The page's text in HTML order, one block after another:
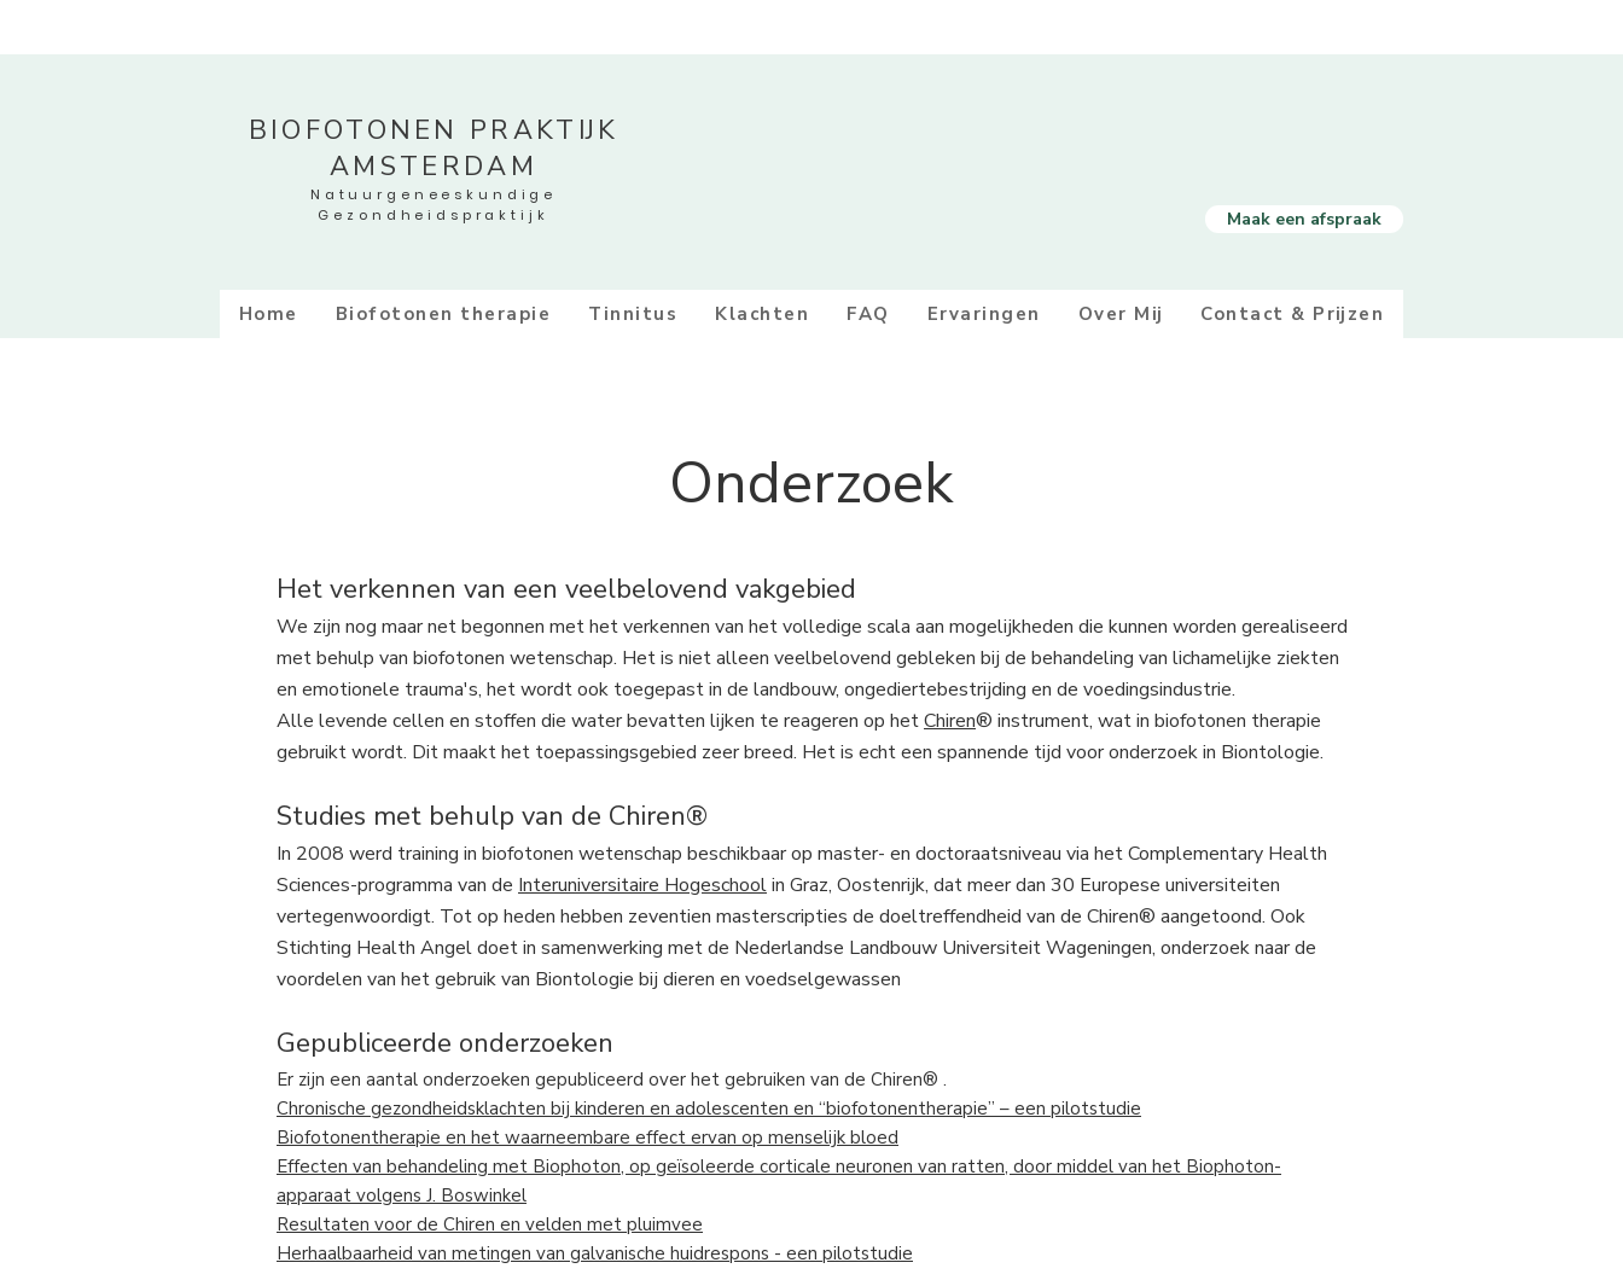
BIOFOTONEN PRAKTIJK
AMSTERDAM
Natuurgeneeskundige
Gezondheidspraktijk
Maak een afspraak
Home Biofotonen therapie Tinnitus Klachten FAQ Ervaringen Over Mij Contact & Prijzen
Onderzoek
Het verkennen van een veelbelovend vakgebied
We zijn nog maar net begonnen met het verkennen van het volledige scala aan mogelijkheden die kunnen worden gerealiseerd
met behulp van biofotonen wetenschap. Het is niet alleen veelbelovend gebleken bij de behandeling van lichamelijke ziekten
en emotionele trauma's, het wordt ook toegepast in de landbouw, ongediertebestrijding en de voedingsindustrie.
Alle levende cellen en stoffen die water bevatten lijken te reageren op hetChiren® instrument, wat in biofotonen therapie
gebruikt wordt. Dit maakt het toepassingsgebied zeer breed. Het is echt een spannende tijd voor onderzoek in Biontologie.
Studies met behulp van de Chiren®
In 2008 werd training in biofotonen wetenschap beschikbaar op master- en doctoraatsniveau via het Complementary Health
Sciences-programma van de Interuniversitaire Hogeschoolin Graz, Oostenrijk, dat meer dan 30 Europese universiteiten
vertegenwoordigt. Tot op heden hebben zeventien masterscripties de doeltreffendheid van de Chiren® aangetoond. Ook
Stichting Health Angel doet in samenwerking met de Nederlandse Landbouw Universiteit Wageningen, onderzoek naar de
voordelen van het gebruik van Biontologie bij dieren en voedselgewassen
Gepubliceerde onderzoeken
Er zijn een aantal onderzoeken gepubliceerd over het gebruiken van de Chiren® .
Chronische gezondheidsklachten bij kinderen en adolescenten en “biofotonentherapie” – een pilotstudie
Biofotonentherapie en het waarneembare effect ervan op menselijk bloed
Effecten van behandeling met Biophoton, op geïsoleerde corticale neuronen van ratten, door middel van het Biophoton-
apparaat volgens J. Boswinkel
Resultaten voor de Chiren en velden met pluimvee
Herhaalbaarheid van metingen van galvanische huidrespons - een pilotstudie